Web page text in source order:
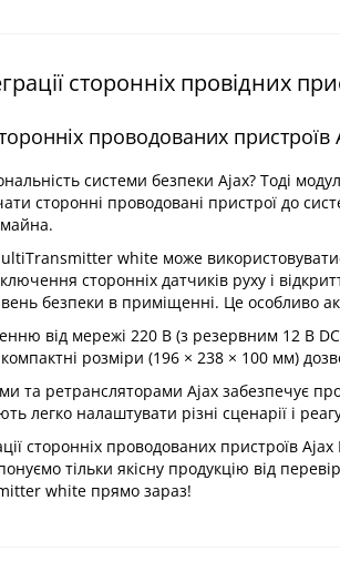
сторонніх провідних
проводованих
системи безпеки Ajax? Тоді
сторонні проводовані пристрої до
white може
сторонніх датчиків руху і
безпеки в приміщенні. Це особливо
від мережі 220 В (з резервним 12 В
розміри (196 × 238 × 100 мм)
та ретрансляторами Ajax забезпечує
легко налаштувати різні сценарії і
сторонніх проводованих пристроїв
тільки якісну продукцію від
white прямо зараз!